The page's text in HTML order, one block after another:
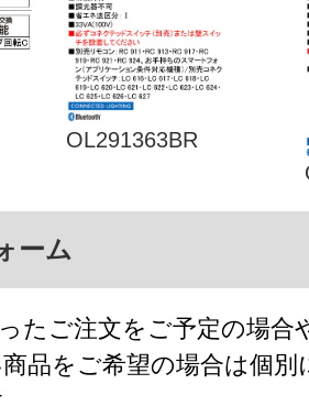
OL291363BR
ーム
たご注文をご予定の場合
品をご希望の場合は個別